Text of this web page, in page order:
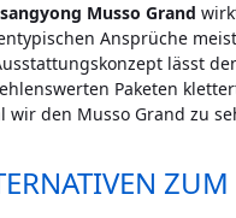
Musso Grand
Ansprüche
lässt
Paketen
wir den Musso Grand zu